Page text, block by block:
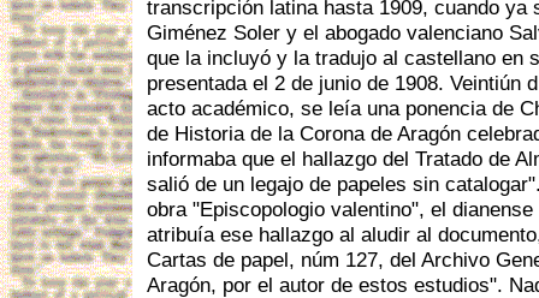
transcripción latina hasta 1909, cuando ya
Giménez Soler y el abogado valenciano
que la incluyó y la tradujo al castellano en
presentada el 2 de junio de 1908. Veintiún
acto académico, se leía una ponencia de
de Historia de la Corona de Aragón
informaba que el hallazgo del Tratado de
salió de un legajo de papeles sin
obra "Episcopologio valentino", el
atribuía ese hallazgo al aludir al
Cartas de papel, núm 127, del Archivo
Aragón, por el autor de estos estudios".